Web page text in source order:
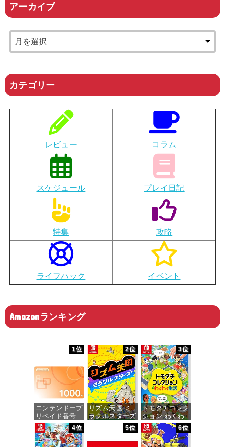
アーカイブ
カテゴリー
レビュー コラム
スケジュール プレイ日記
特集 攻略
ライフハック イベント
Amazonランキング
1位
ニンテンドープ
リペイド番号
1000円|オンラ
インコード版
2位
リズム天国 ミ
ラクルスターズ
価格：¥5,595
3位
トモダチコレク
ション わくわ
く生活 -Switch
価格：¥6,155
4位 5位 6位